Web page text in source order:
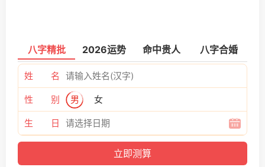
八字精批 2026运势 命中贵人 八字合婚
姓 名
性 别 男 女
生 日